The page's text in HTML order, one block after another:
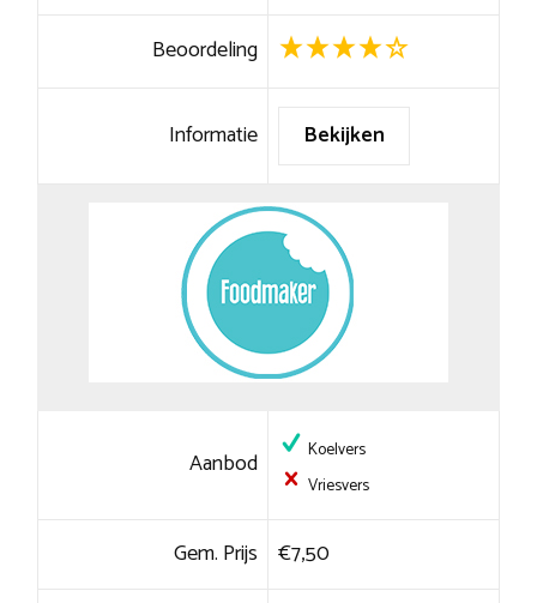
Beoordeling
Informatie Bekijken
Aanbod
Koelvers
Vriesvers
Gem. Prijs €7,50